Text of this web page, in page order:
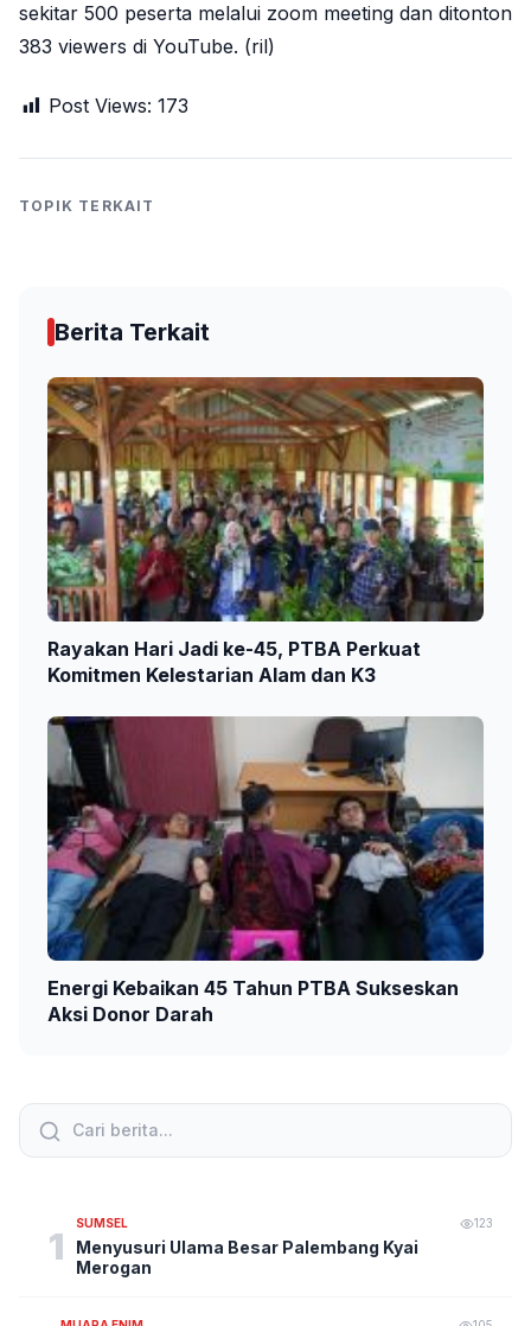
sekitar 500 peserta melalui zoom meeting dan ditonton
383 viewers di YouTube. (ril)
Post Views: 173
TOPIK TERKAIT
Berita Terkait
Rayakan Hari Jadi ke-45, PTBA Perkuat
Komitmen Kelestarian Alam dan K3
Energi Kebaikan 45 Tahun PTBA Sukseskan
Aksi Donor Darah
1
SUMSEL 123
Menyusuri Ulama Besar Palembang Kyai
Merogan